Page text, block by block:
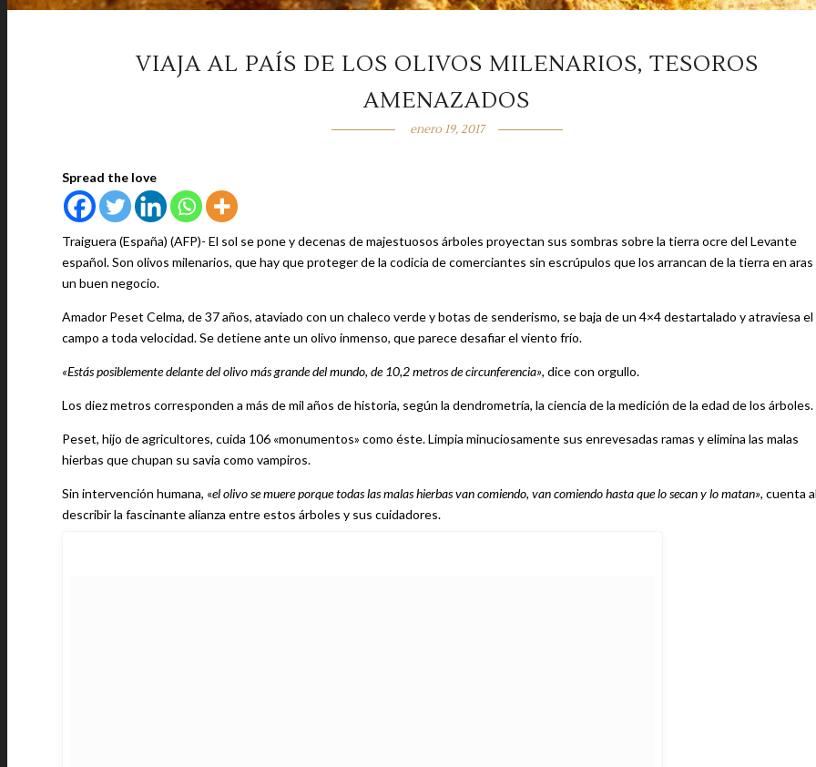
VIAJA AL PAÍS DE LOS OLIVOS MILENARIOS, TESOROS
AMENAZADOS
enero 19, 2017
Spread the love
Traiguera (España) (AFP)- El sol se pone y decenas de majestuosos árboles proyectan sus sombras sobre la tierra ocre del Levante
español. Son olivos milenarios, que hay que proteger de la codicia de comerciantes sin escrúpulos que los arrancan de la tierra en aras
un buen negocio.
Amador Peset Celma, de 37 años, ataviado con un chaleco verde y botas de senderismo, se baja de un 4×4 destartalado y atraviesa el
campo a toda velocidad. Se detiene ante un olivo inmenso, que parece desafiar el viento frío.
«Estás posiblemente delante del olivo más grande del mundo, de 10,2 metros de circunferencia», dice con orgullo.
Los diez metros corresponden a más de mil años de historia, según la dendrometría, la ciencia de la medición de la edad de los árboles.
Peset, hijo de agricultores, cuida 106 «monumentos» como éste. Limpia minuciosamente sus enrevesadas ramas y elimina las malas
hierbas que chupan su savia como vampiros.
Sin intervención humana, «el olivo se muere porque todas las malas hierbas van comiendo, van comiendo hasta que lo secan y lo matan», cuenta
describir la fascinante alianza entre estos árboles y sus cuidadores.